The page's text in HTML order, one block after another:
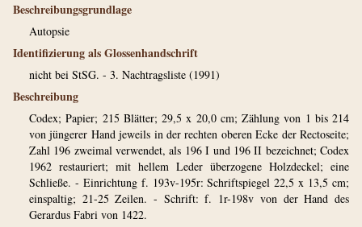
Beschreibungsgrundlage
Autopsie
Identifizierung als Glossenhandschrift
nicht bei StSG. - 3. Nachtragsliste (1991)
Beschreibung
Codex; Papier; 215 Blätter; 29,5 x 20,0 cm; Zählung von 1 bis 214
von jüngerer Hand jeweils in der rechten oberen Ecke der Rectoseite;
Zahl 196 zweimal verwendet, als 196 I und 196 II bezeichnet; Codex
1962 restauriert; mit hellem Leder überzogene Holzdeckel; eine
Schließe. - Einrichtung f. 193v-195r: Schriftspiegel 22,5 x 13,5 cm;
einspaltig; 21-25 Zeilen. - Schrift: f. 1r-198v von der Hand des
Gerardus Fabri von 1422.